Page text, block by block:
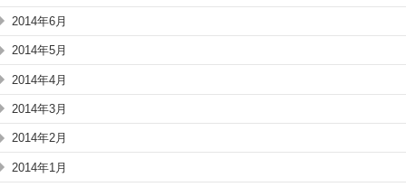
2014年6月
2014年5月
2014年4月
2014年3月
2014年2月
2014年1月